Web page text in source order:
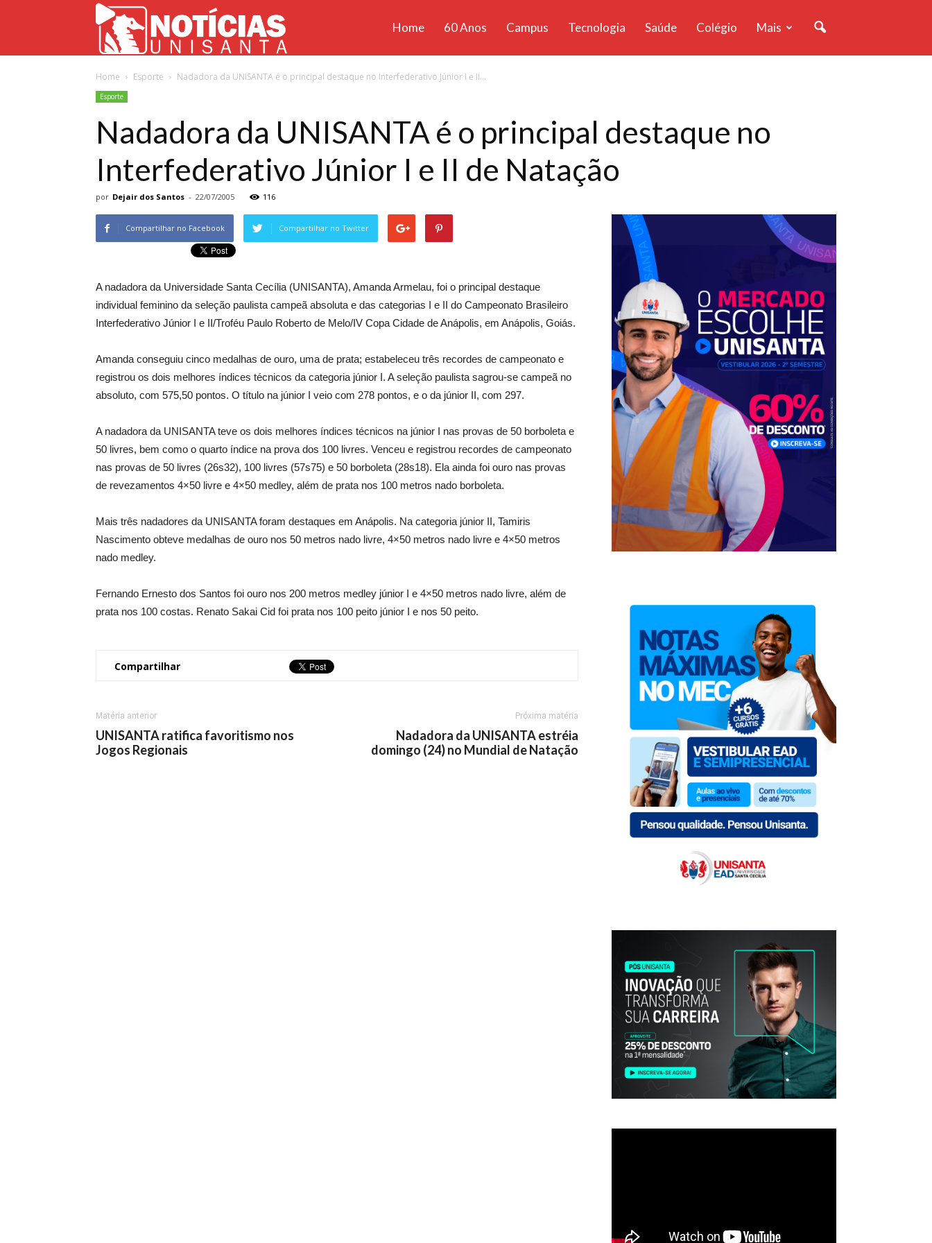
Unisanta
Home 60 Anos Campus Tecnologia Saúde Colégio Mais
Home Esporte Nadadora da UNISANTA é o principal destaque no Interfederativo Júnior I e II...
Esporte
Nadadora da UNISANTA é o principal destaque no
Interfederativo Júnior I e II de Natação
por Dejair dos Santos - 22/07/2005 116
Compartilhar no Facebook Compartilhar no Twitter
A nadadora da Universidade Santa Cecília (UNISANTA), Amanda Armelau, foi o principal destaque
individual feminino da seleção paulista campeã absoluta e das categorias I e II do Campeonato Brasileiro
Interfederativo Júnior I e II/Troféu Paulo Roberto de Melo/IV Copa Cidade de Anápolis, em Anápolis, Goiás.
Amanda conseguiu cinco medalhas de ouro, uma de prata; estabeleceu três recordes de campeonato e
registrou os dois melhores índices técnicos da categoria júnior I. A seleção paulista sagrou-se campeã no
absoluto, com 575,50 pontos. O título na júnior I veio com 278 pontos, e o da júnior II, com 297.
A nadadora da UNISANTA teve os dois melhores índices técnicos na júnior I nas provas de 50 borboleta e
50 livres, bem como o quarto índice na prova dos 100 livres. Venceu e registrou recordes de campeonato
nas provas de 50 livres (26s32), 100 livres (57s75) e 50 borboleta (28s18). Ela ainda foi ouro nas provas
de revezamentos 4×50 livre e 4×50 medley, além de prata nos 100 metros nado borboleta.
Mais três nadadores da UNISANTA foram destaques em Anápolis. Na categoria júnior II, Tamiris
Nascimento obteve medalhas de ouro nos 50 metros nado livre, 4×50 metros nado livre e 4×50 metros
nado medley.
Fernando Ernesto dos Santos foi ouro nos 200 metros medley júnior I e 4×50 metros nado livre, além de
prata nos 100 costas. Renato Sakai Cid foi prata nos 100 peito júnior I e nos 50 peito.
Compartilhar
Matéria anterior
UNISANTA ratifica favoritismo nos
Jogos Regionais
Próxima matéria
Nadadora da UNISANTA estréia
domingo (24) no Mundial de Natação